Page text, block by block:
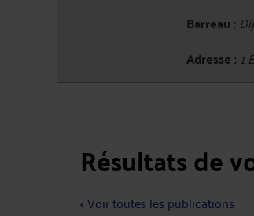
Barreau :
Adresse : 1
Résultats de
< Voir toutes les publications